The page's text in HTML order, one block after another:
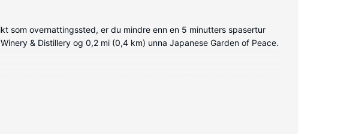
som overnattingssted, er du mindre enn en 5 minutters spasertur
& Distillery og 0,2 mi (0,4 km) unna Japanese Garden of Peace.
har privat bad med dusj, toalettartikler (inkludert) og hårføner.